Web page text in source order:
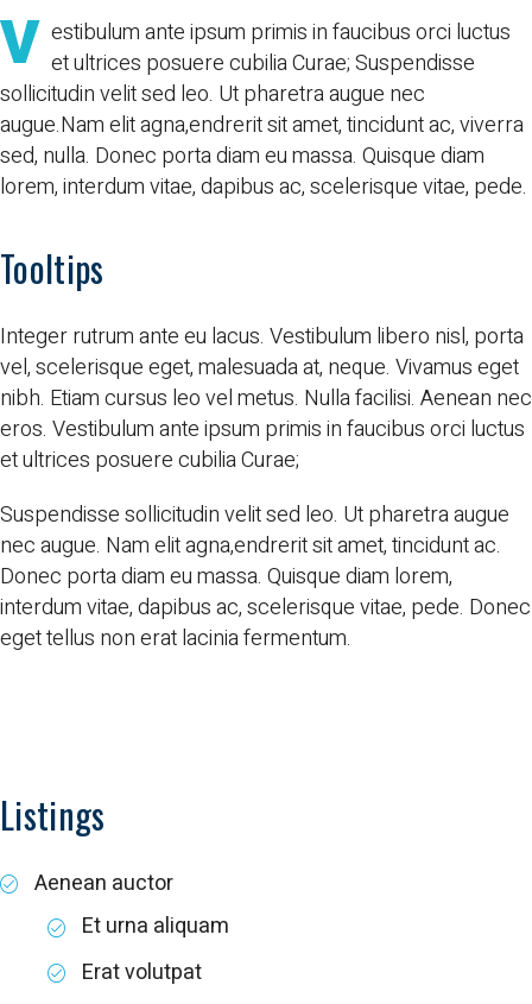
V estibulum ante ipsum primis in faucibus orci luctus
et ultrices posuere cubilia Curae; Suspendisse
sollicitudin velit sed leo. Ut pharetra augue nec
augue.Nam elit agna,endrerit sit amet, tincidunt ac, viverra
sed, nulla. Donec porta diam eu massa. Quisque diam
lorem, interdum vitae, dapibus ac, scelerisque vitae, pede.
Tooltips
Integer rutrum ante eu lacus. Vestibulum libero nisl, porta
vel, scelerisque eget, malesuada at, neque. Vivamus eget
nibh. Etiam cursus leo vel metus. Nulla facilisi. Aenean nec
eros. Vestibulum anteipsum primisin faucibus orci luctus
et ultrices posuere cubilia Curae;
Suspendisse sollicitudinvelit sed leo. Ut pharetra augue
nec augue. Nam elit agna,endrerit sit amet, tincidunt ac.
Donec porta diam eu massa. Quisque diam lorem,
interdum vitae, dapibus ac, scelerisque vitae, pede. Donec
eget tellus non erat lacinia fermentum.
Listings
Aenean auctor
Et urna aliquam
Erat volutpat